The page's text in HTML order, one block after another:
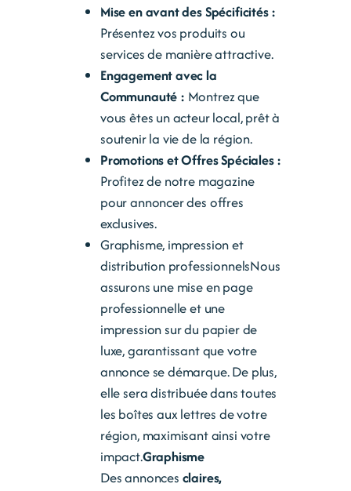
Mise en avant des Spécificités :
Présentez vos produits ou
services de manière attractive.
Engagement avec la
Communauté : Montrez que
vous êtes un acteur local, prêt à
soutenir la vie de la région.
Promotions et Offres Spéciales :
Profitez de notre magazine
pour annoncer des offres
exclusives.
Graphisme, impression et
distribution professionnelsNous
assurons une mise en page
professionnelle et une
impression sur du papier de
luxe, garantissant que votre
annonce se démarque. De plus,
elle sera distribuée dans toutes
les boîtes aux lettres de votre
région, maximisant ainsi votre
impact.Graphisme
Des annonces claires,